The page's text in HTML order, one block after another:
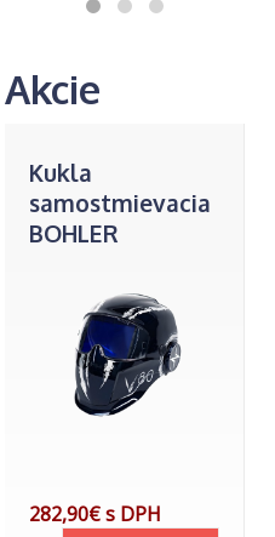
Akcie
Kukla
samostmievacia
BOHLER
(glossy blue)
282,90€ s DPH